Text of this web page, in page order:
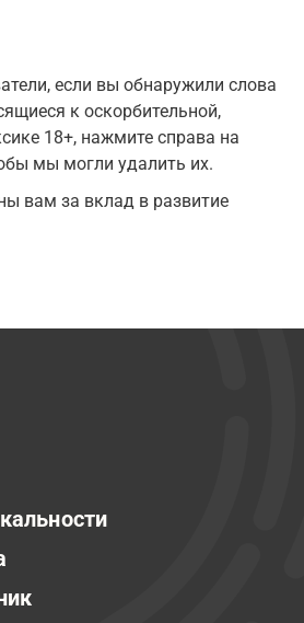
если вы обнаружили слова
к оскорбительной,
18+, нажмите справа на
мы могли удалить их.
вам за вклад в развитие